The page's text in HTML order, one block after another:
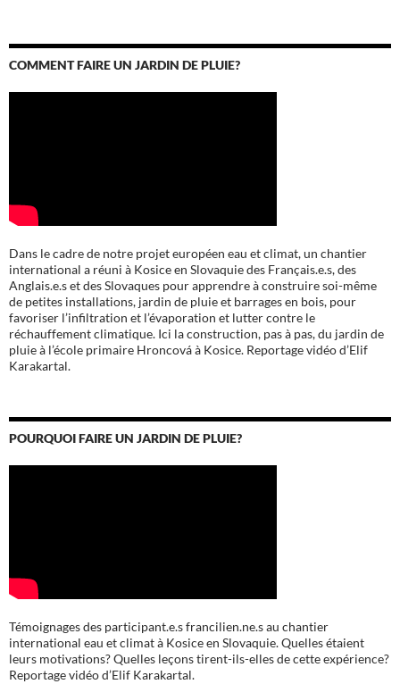
COMMENT FAIRE UN JARDIN DE PLUIE?
Dans le cadre de notre projet européen eau et climat, un chantier
international a réuni à Kosice en Slovaquie des Français.e.s, des
Anglais.e.s et des Slovaques pour apprendre à construire soi-même
de petites installations, jardin de pluie et barrages en bois, pour
favoriser l’infiltration et l’évaporation et lutter contre le
réchauffement climatique. Ici la construction, pas à pas, du jardin de
pluie à l’école primaire Hroncová à Kosice. Reportage vidéo d’Elif
Karakartal.
POURQUOI FAIRE UN JARDIN DE PLUIE?
Témoignages des participant.e.s francilien.ne.s au chantier
international eau et climat à Kosice en Slovaquie. Quelles étaient
leurs motivations? Quelles leçons tirent-ils-elles de cette expérience?
Reportage vidéo d’Elif Karakartal.